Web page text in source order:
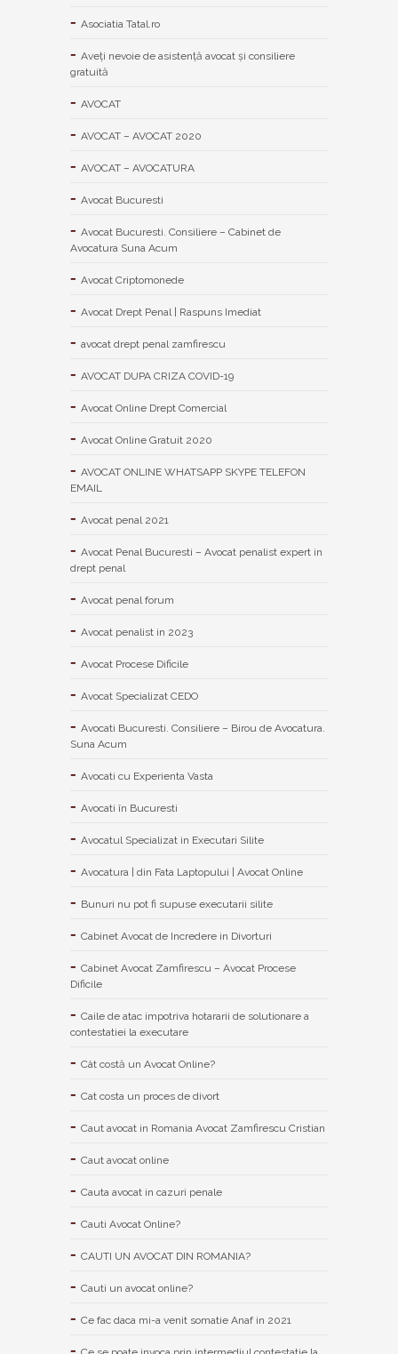
Asociatia Tatal.ro
Aveţi nevoie de asistenţă avocat şi consiliere
gratuită
AVOCAT
AVOCAT – AVOCAT 2020
AVOCAT – AVOCATURA
Avocat Bucuresti
Avocat Bucuresti. Consiliere – Cabinet de
Avocatura Suna Acum
Avocat Criptomonede
Avocat Drept Penal | Raspuns Imediat
avocat drept penal zamfirescu
AVOCAT DUPA CRIZA COVID-19
Avocat Online Drept Comercial
Avocat Online Gratuit 2020
AVOCAT ONLINE WHATSAPP SKYPE TELEFON
EMAIL
Avocat penal 2021
Avocat Penal Bucuresti – Avocat penalist expert in
drept penal
Avocat penal forum
Avocat penalist in 2023
Avocat Procese Dificile
Avocat Specializat CEDO
Avocati Bucuresti. Consiliere – Birou de Avocatura.
Suna Acum
Avocati cu Experienta Vasta
Avocati în Bucuresti
Avocatul Specializat in Executari Silite
Avocatura | din Fata Laptopului | Avocat Online
Bunuri nu pot fi supuse executarii silite
Cabinet Avocat de Incredere in Divorturi
Cabinet Avocat Zamfirescu – Avocat Procese
Dificile
Caile de atac impotriva hotararii de solutionare a
contestatiei la executare
Cât costă un Avocat Online?
Cat costa un proces de divort
Caut avocat in Romania Avocat Zamfirescu Cristian
Caut avocat online
Cauta avocat in cazuri penale
Cauti Avocat Online?
CAUTI UN AVOCAT DIN ROMANIA?
Cauti un avocat online?
Ce fac daca mi-a venit somatie Anaf in 2021